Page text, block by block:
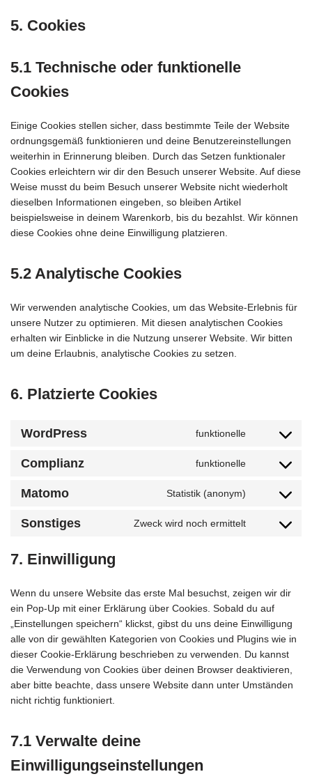
5. Cookies
5.1 Technische oder funktionelle
Cookies
Einige Cookies stellen sicher, dass bestimmte Teile der Website
ordnungsgemäß funktionieren und deine Benutzereinstellungen
weiterhin in Erinnerung bleiben. Durch das Setzen funktionaler
Cookies erleichtern wir dir den Besuch unserer Website. Auf diese
Weise musst du beim Besuch unserer Website nicht wiederholt
dieselben Informationen eingeben, so bleiben Artikel
beispielsweise in deinem Warenkorb, bis du bezahlst. Wir können
diese Cookies ohne deine Einwilligung platzieren.
5.2 Analytische Cookies
Wir verwenden analytische Cookies, um das Website-Erlebnis für
unsere Nutzer zu optimieren. Mit diesen analytischen Cookies
erhalten wir Einblicke in die Nutzung unserer Website. Wir bitten
um deine Erlaubnis, analytische Cookies zu setzen.
6. Platzierte Cookies
WordPress funktionelle
Complianz funktionelle
Matomo Statistik (anonym)
Sonstiges Zweck wird noch ermittelt
7. Einwilligung
Wenn du unsere Website das erste Mal besuchst, zeigen wir dir
ein Pop-Up mit einer Erklärung über Cookies. Sobald du auf
„Einstellungen speichern“ klickst, gibst du uns deine Einwilligung
alle von dir gewählten Kategorien von Cookies und Plugins wie in
dieser Cookie-Erklärung beschrieben zu verwenden. Du kannst
die Verwendung von Cookies über deinen Browser deaktivieren,
aber bitte beachte, dass unsere Website dann unter Umständen
nicht richtig funktioniert.
7.1 Verwalte deine
Einwilligungseinstellungen